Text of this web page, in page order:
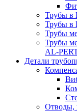
Трубы в
Трубы в
Трубы
Трубы
AL-
Детали
Отводы,